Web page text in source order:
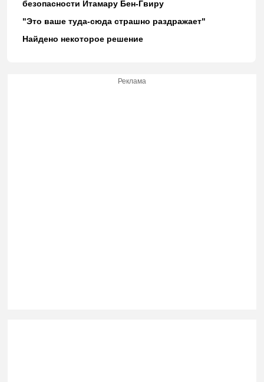
безопасности Итамару Бен-Гвиру
"Это ваше туда-сюда страшно раздражает"
Найдено некоторое решение
Реклама